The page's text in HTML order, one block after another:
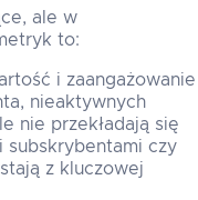
ale w
to:
i zaangażowanie
nieaktywnych
nie przekładają się
subskrybentami czy
z kluczowej